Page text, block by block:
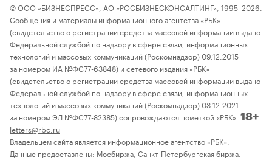
© ООО «БИЗНЕСПРЕСС», АО «РОСБИЗНЕСКОНСАЛТИНГ», 1995–2026.
Сообщения и материалы информационного агентства «РБК»
(свидетельство о регистрации средства массовой информации выдано
Федеральной службой по надзору в сфере связи, информационных
технологий и массовых коммуникаций (Роскомнадзор) 09.12.2015
за номером ИА №ФС77-63848) и сетевого издания «РБК»
(свидетельство о регистрации средства массовой информации выдано
Федеральной службой по надзору в сфере связи, информационных
технологий и массовых коммуникаций (Роскомнадзор) 03.12.2021
за номером ЭЛ №ФС77-82385) сопровождаются пометкой «РБК». 18+
letters@rbc.ru
Владельцем сайта является информационное агентство «РБК».
Данные предоставлены: Мосбиржа Санкт-Петербургская биржа